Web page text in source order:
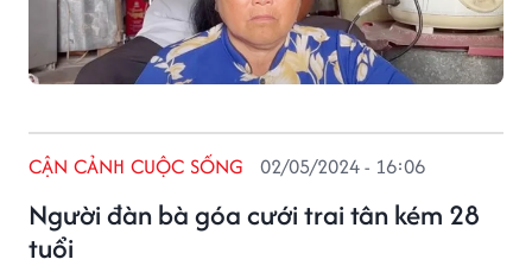
Người đàn bà góa cưới trai tân kém 28
tuổi
CẬN CẢNH CUỘC SỐNG 02/05/2024 - 16:06